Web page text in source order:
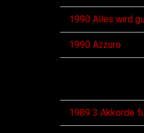
1990 Alles wird
1990 Azzuro
1989 3 Akkorde